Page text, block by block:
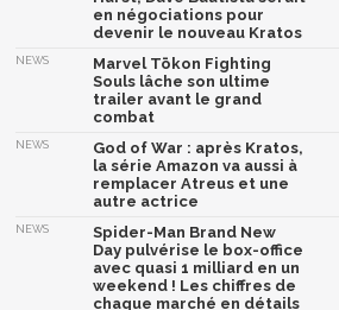
en négociations pour
devenir le nouveau Kratos
NEWS
Marvel Tōkon Fighting
Souls lâche son ultime
trailer avant le grand
combat
NEWS
God of War : après Kratos,
la série Amazon va aussi à
remplacer Atreus et une
autre actrice
NEWS
Spider-Man Brand New
Day pulvérise le box-office
avec quasi 1 milliard en un
weekend ! Les chiffres de
chaque marché en détails